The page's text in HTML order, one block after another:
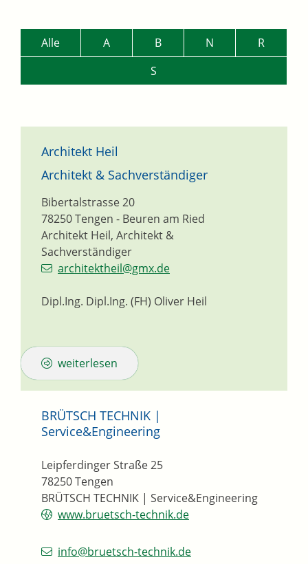
Alle A B N
R
S
Architekt Heil
Architekt & Sachverständiger
Architekt Heil, Architekt &
Sachverständiger
Bibertalstrasse 20
78250Tengen - Beuren am Ried
architektheil@gmx.de
Dipl.Ing. Dipl.Ing. (FH) Oliver Heil
weiterlesen
BRÜTSCH TECHNIK |
Service&Engineering
BRÜTSCH TECHNIK | Service&Engineering
Leipferdinger Straße 25
78250Tengen
www.bruetsch-technik.de
info@bruetsch-technik.de